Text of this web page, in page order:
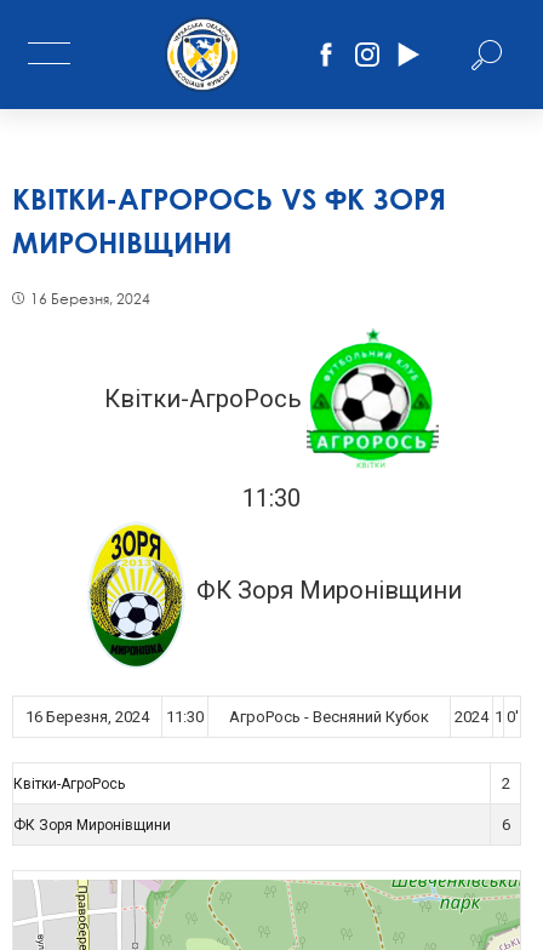
КВІТКИ-АГРОРОСЬ VS ФК ЗОРЯ
МИРОНІВЩИНИ
16 Березня, 2024
Квітки-АгроРось
11:30
ФК Зоря Миронівщини
16 Березня, 2024 11:30 АгроРось - Весняний Кубок 2024 1 0'
Квітки-АгроРось 2
ФК Зоря Миронівщини 6